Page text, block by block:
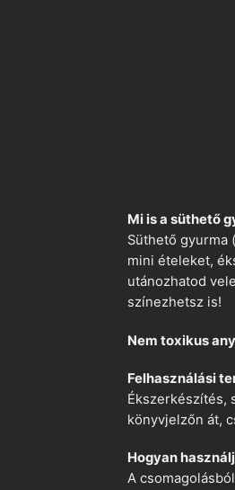
Mi is a süthető
Süthető gyurma
mini ételeket,
utánozhatod
színezhetsz is!
Nem toxikus
Felhasználási
Ékszerkészítés,
könyvjelzőn át,
Hogyan
A